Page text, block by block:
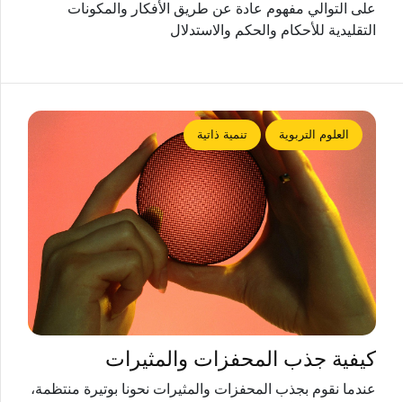
على التوالي مفهوم عادة عن طريق الأفكار والمكونات
التقليدية للأحكام والحكم والاستدلال
العلوم التربوية تنمية ذاتية
كيفية جذب المحفزات والمثيرات
عندما نقوم بجذب المحفزات والمثيرات نحونا بوتيرة منتظمة،